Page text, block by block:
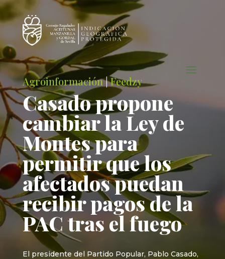
Agroinformación|Feedzy
Casado propone
cambiar la Ley de
Montes para
permitir que los
afectados puedan
recibir pagos de la
PAC tras el fuego
El presidente del Partido Popular, Pablo Casado,